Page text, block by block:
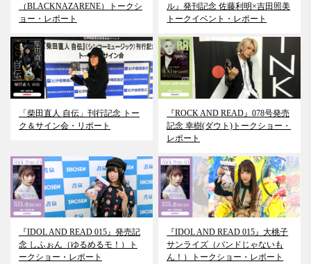
（BLACKNAZARENE）トークシ
ョー・レポート
ル』発刊記念 佐藤利明×吉田照美
トークイベント・レポート
「柴田直人 自伝」刊行記念 トー
ク＆サイン会・リポート
『ROCK AND READ』078号発売
記念 幸樹(ダウト)トークショー・
レポート
『IDOL AND READ 015』発売記
念 しふぉん（ゆるめるモ！）ト
ークショー・レポート
『IDOL AND READ 015』大桃子
サンライズ（バンドじゃないも
ん！）トークショー・レポート